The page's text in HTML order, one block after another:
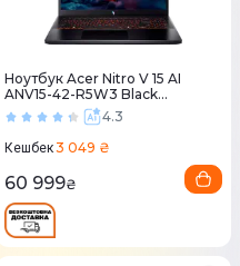
Ноутбук Acer Nitro V 15 AI
ANV15-42-R5W3 Black
(NH.U31EU.00C)4.3
Кешбек3 049 ₴
60 999₴